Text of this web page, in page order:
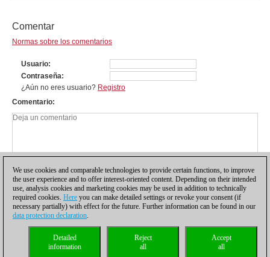
Comentar
Normas sobre los comentarios
Usuario
Contraseña
¿Aún no eres usuario? Registro
Comentario
Política de privacidad |Para contactar Cookies Management
Licencias
Compliance Hotline
We use cookies and comparable technologies to provide certain functions, to improve
the user experience and to offer interest-oriented content. Depending on their intended
use, analysis cookies and marketing cookies may be used in addition to technically
required cookies. Here you can make detailed settings or revoke your consent (if
necessary partially) with effect for the future. Further information can be found in our
data protection declaration.
Accept
all
Reject
all
Detailed
information